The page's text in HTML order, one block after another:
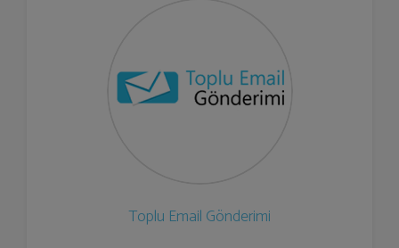
Toplu Email Gönderimi